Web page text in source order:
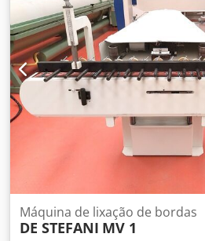
Máquina de lixação de bordas
DE STEFANI MV 1